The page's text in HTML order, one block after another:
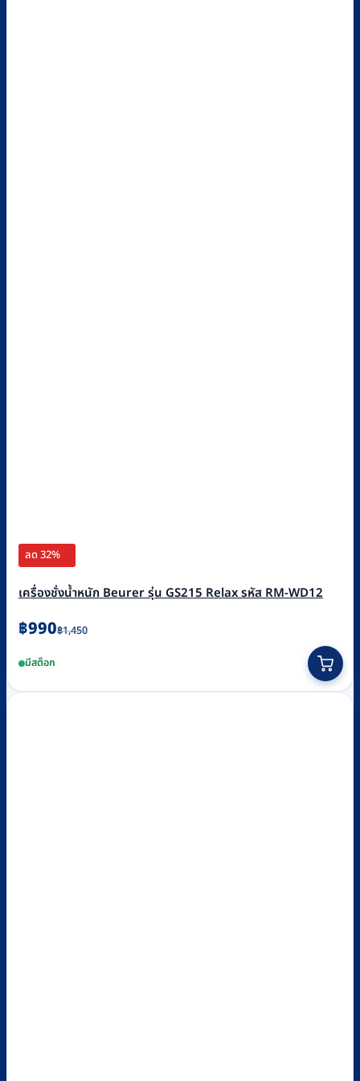
ลด 32%
เครื่องชั่งน้ำหนัก Beurer รุ่น GS215 Relax รหัส RM-WD12
฿1,450
Original
was:
฿1,450.
฿990
Current
is:
฿990.
มีสต็อก